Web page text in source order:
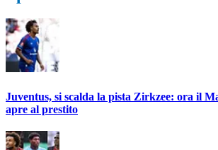
Juventus, si scalda la pista Zirkzee: ora il
apre al prestito